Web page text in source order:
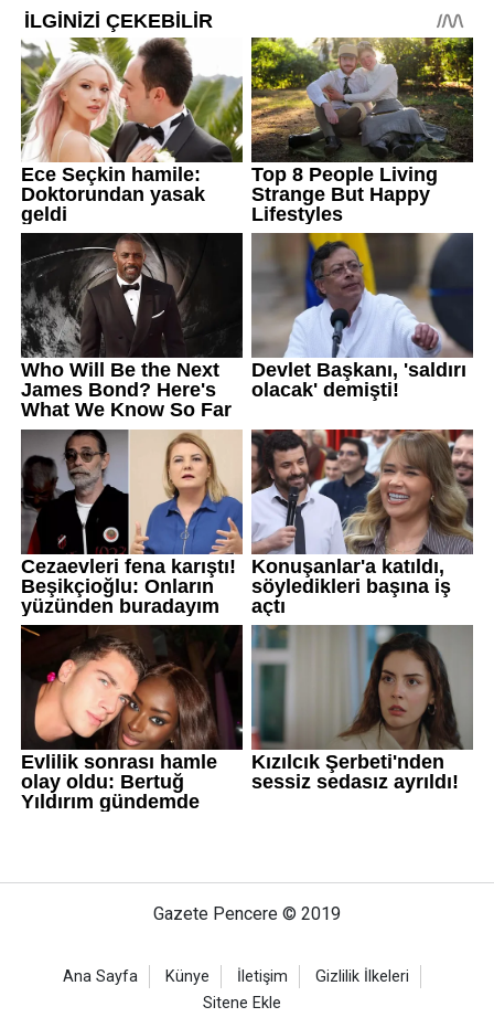
Gazete Pencere © 2019
Ana Sayfa Künye İletişim
Gizlilik İlkeleri
Sitene Ekle